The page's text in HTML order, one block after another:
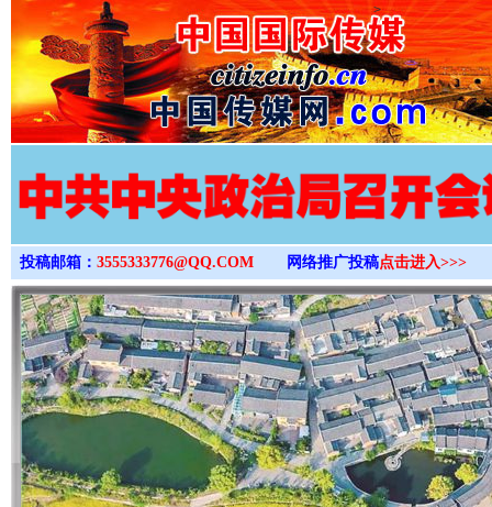
>
投稿邮箱： 3555333776@QQ.COM 网络推广投稿点击进入>>>